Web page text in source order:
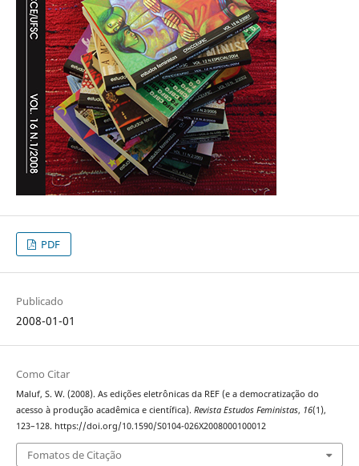
PDF
Publicado
2008-01-01
Como Citar
Maluf, S. W. (2008). As edições eletrônicas da REF (e a democratização do
acesso à produção acadêmica e científica). Revista Estudos Feministas, 16(1),
123–128. https://doi.org/10.1590/S0104-026X2008000100012
Fomatos de Citação